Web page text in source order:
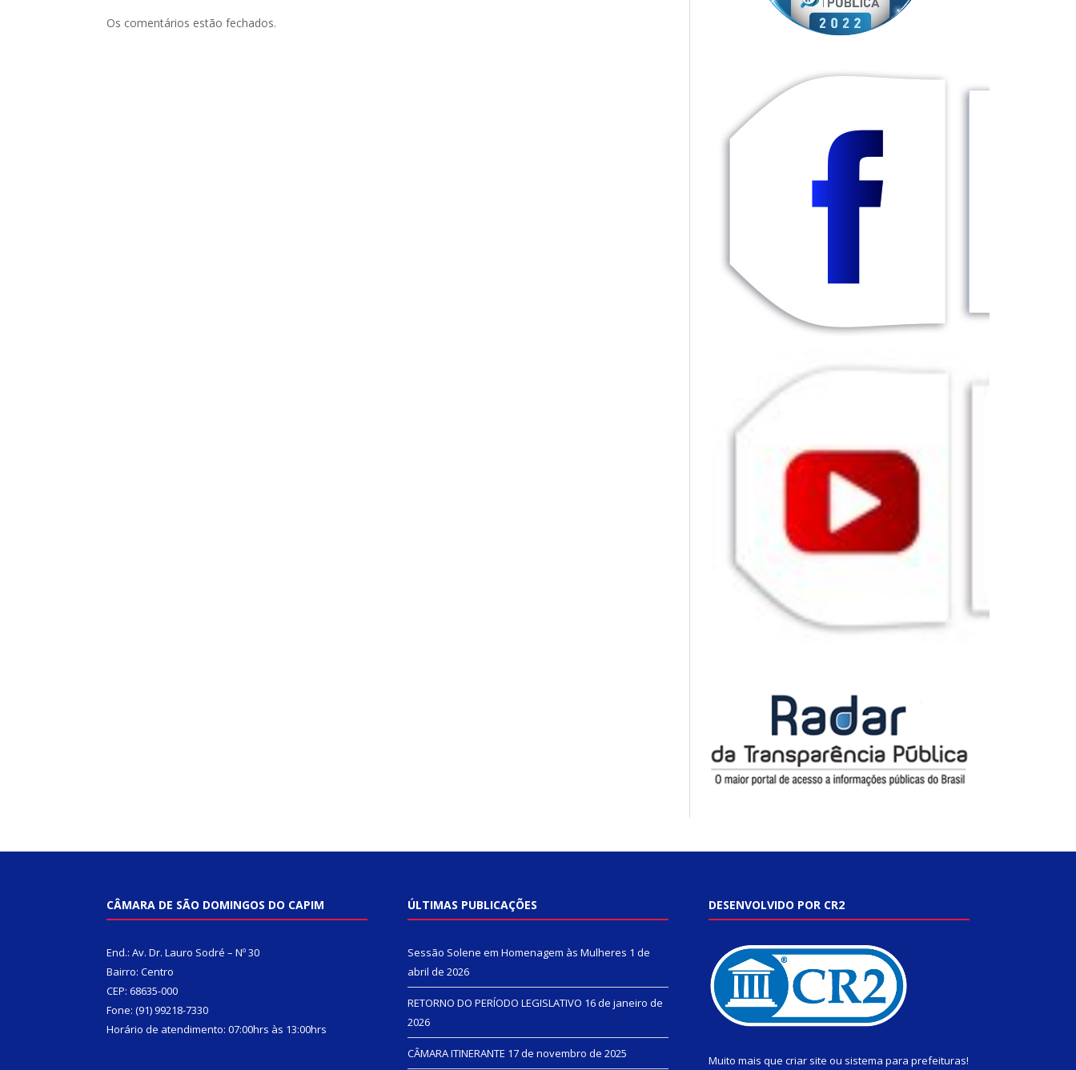
Os comentários estão fechados.
CÂMARA DE SÃO DOMINGOS DO CAPIM
End.: Av. Dr. Lauro Sodré – Nº 30
Bairro: Centro
CEP: 68635-000
Fone: (91) 99218-7330
Horário de atendimento: 07:00hrs às 13:00hrs
ÚLTIMAS PUBLICAÇÕES
Sessão Solene em Homenagem às Mulheres 1 de
abril de 2026
RETORNO DO PERÍODO LEGISLATIVO 16 de janeiro de
2026
CÂMARA ITINERANTE 17 de novembro de 2025
DESENVOLVIDO POR CR2
Muito mais que criar site ou sistema para prefeituras!